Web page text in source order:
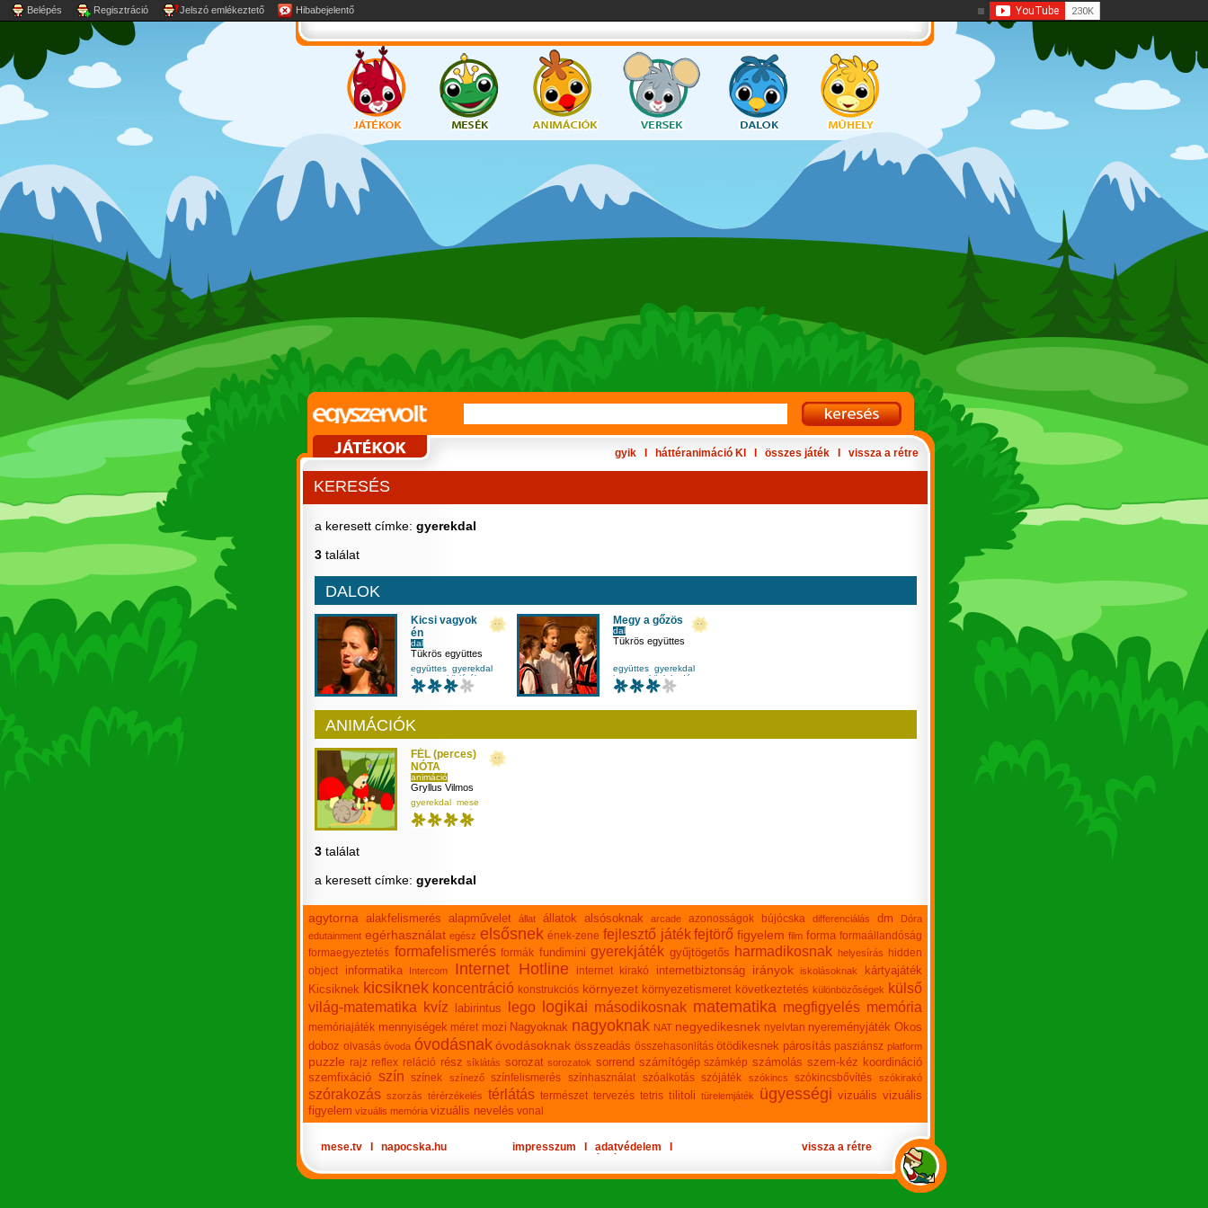
Belépés Regisztráció Jelszó emlékeztető Hibabejelentő
gyik háttéranimáció KI összes játék vissza a rétre
KERESÉS
a keresett címke: gyerekdal
3 találat
DALOK
Kicsi vagyok
én
dal
Tükrös együttes
együttes gyerekdal
koncert
körjáték
Megy a gőzös
dal
Tükrös együttes
együttes gyerekdal
koncert
közlekedés
ANIMÁCIÓK
FÉL (perces)
NÓTA
animáció
Gryllus Vilmos
gyerekdal mese
sorozat
youtube
3 találat
a keresett címke: gyerekdal
agytorna alakfelismerés alapművelet állat állatok alsósoknak arcade azonosságok bújócska differenciálás dm
Dóra
edutainment egérhasználat egész elsősnek ének-zene fejlesztő játék fejtörő figyelem film forma formaállandóság
formaegyeztetés formafelismerés formák fundimini gyerekjáték gyűjtögetős harmadikosnak helyesírás
hidden
object
informatika Intercom Internet Hotline internet kirakó internetbiztonság irányok iskolásoknak
kártyajáték
Kicsiknek kicsiknek koncentráció konstrukciós környezet környezetismeret következtetés különbözőségek külső
világ-matematika kvíz labirintus lego logikai másodikosnak matematika megfigyelés memória
memóriajáték mennyiségek méret mozi Nagyoknak nagyoknak NAT negyedikesnek nyelvtan nyereményjáték Okos
doboz olvasás óvoda óvodásnak óvodásoknak összeadás összehasonlítás ötödikesnek párosítás pasziánsz platform
puzzle rajz reflex reláció rész síklátás sorozat sorozatok sorrend számítógép számkép számolás szem-kéz koordináció
szemfixáció szín színek színező színfelismerés színhasználat szóalkotás szójáték szókincs szókincsbővítés szókirakó
szórakozás szorzás térérzékelés térlátás természet tervezés tetris tilitoli türelemjáték ügyességi vizuális vizuális
figyelem vizuális memória vizuális nevelés vonal
mese.tv napocska.hu impresszum adatvédelem vissza a rétre